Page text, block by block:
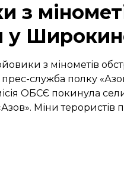
з
у
з мінометів
прес-служба полку
ОБСЄ покинула
Міни